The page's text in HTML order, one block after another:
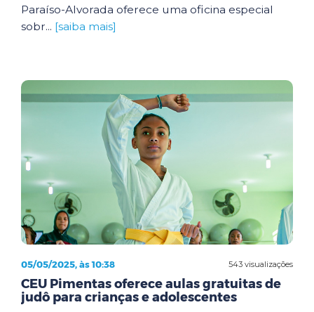
Paraíso-Alvorada oferece uma oficina especial
sobr... [saiba mais]
543 visualizações
05/05/2025, às 10:38
CEU Pimentas oferece aulas gratuitas de
judô para crianças e adolescentes